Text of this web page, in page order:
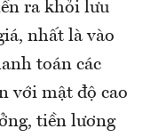
ra khỏi lưu
nhất là vào
toán các
với mật độ cao
tiền lương